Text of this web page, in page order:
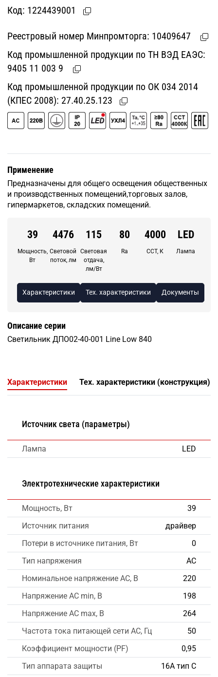
Код: 1224439001
Реестровый номер Минпромторга: 10409647
Код промышленной продукции по ТН ВЭД ЕАЭС:
9405 11 003 9
Код промышленной продукции по ОК 034 2014
(КПЕС 2008): 27.40.25.123
Применение
Предназначены для общего освещения общественных
и производственных помещений,торговых залов,
гипермаркетов, складских помещений.
39
Мощность,
Вт
4476
Световой
поток, лм
115
Световая
отдача,
лм/Вт
80
Ra
4000
CCT, К
LED
Лампа
Характеристики Тех. характеристики Документы
Описание серии
Светильник ДПО02-40-001 Line Low 840
Характеристики Тех. характеристики (конструкция)
Источник света (параметры)
Лампа LED
Электротехнические характеристики
Мощность, Вт
39
Источник питания
драйвер
Потери в источнике питания, Вт
0
Тип напряжения
AC
Номинальное напряжение AC, В
220
Напряжение AC min, В
198
Напряжение AC max, В
264
Частота тока питающей сети AC, Гц
50
Коэффициент мощности (PF)
0,95
Тип аппарата защиты
16А тип С